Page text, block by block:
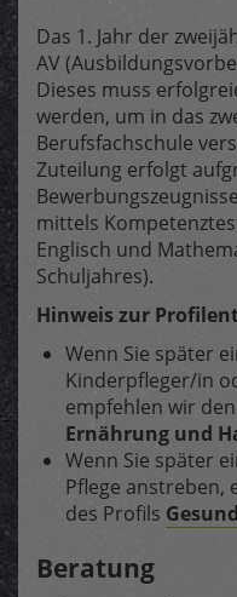
Das 1. Jahr der
AV
Dieses muss
werden, um in das
Berufsfachschule
Zuteilung erfolgt
mittels
Englisch und
Schuljahres).
Hinweis zur
Wenn Sie später
Kinderpfleger/in
empfehlen wir
Ernährung und
Wenn Sie später
Pflege anstreben,
des Profils
Beratung